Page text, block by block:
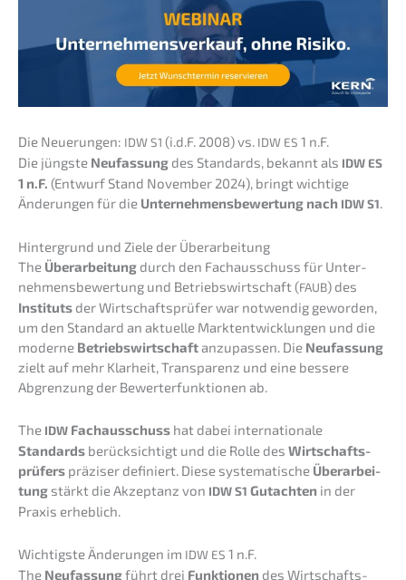
Die Neuerun­gen: IDWS1 (i.d.F. 2008) vs. IDW ES 1 n.F.
Die jüngs­te Neufas­sung des Standards, bekannt als IDW ES
1 n.F. (Entwurf Stand Novem­ber 2024), bringt wichti­ge
Änderun­gen für die Unter­neh­mens­be­wer­tung nach IDWS1.
Hinter­grund und Ziele der Überarbeitung
The Überar­bei­tung durch den Fachaus­schuss für Unter­
neh­mens­be­wer­tung und Betriebs­wirt­schaft (FAUB) des
Insti­tuts der Wirtschafts­prü­fer war notwen­dig gewor­den,
um den Standard an aktuel­le Markt­ent­wick­lun­gen und die
moder­ne Betriebs­wirt­schaftanzupas­sen. Die Neufas­sung
zielt auf mehr Klarheit, Trans­pa­renz und eine besse­re
Abgren­zung der Bewer­t­erfunk­tio­nen ab.
The IDW Fachaus­schuss hat dabei inter­na­tio­na­le
Standards berück­sich­tigt und die Rolle des Wirtschafts­
prü­fers präzi­ser definiert. Diese syste­ma­ti­sche Überar­bei­
tungstärkt die Akzep­tanz von IDWS1 Gutach­ten in der
Praxis erheblich.
Wichtigs­te Änderun­gen im IDW ES 1 n.F.
The Neufas­sungführt drei Funktio­nen des Wirtschafts­